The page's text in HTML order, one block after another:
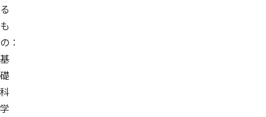
る
も
の：
基
礎
科
学